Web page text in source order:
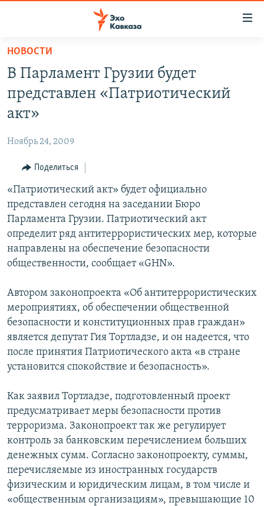
Вернуться
основному
содержанию
Вернутся
главной
навигации
Вернутся
поиску
ТБИЛИСИ
СУХУМИ
ВЕСЬ КАВКАЗ
СЕВЕРНЫЙ КАВКАЗ
АРМЕНИЯ
АЗЕРБАЙДЖАН
ТЕМЫ
ПОЛИТИКА
ЭКОНОМИКА
ОБЩЕСТВО
КУЛЬТУРА
МИР
РУБРИКИ
НЕКРУГЛЫЙ СТОЛ
ГОСТЬ НЕДЕЛИ
ПОЗИЦИЯ
ГОЛОСА
ЧИТАЕМ ПРЕССУ
МУЛЬТИМЕДИА
ВИДЕО
ФОТО
АУДИО
ПОДКАСТЫ
ПРИСОЕДИНЯЙТЕСЬ!
Все сайты РСЕ/РС
НОВОСТИ
В Парламент Грузии будет
представлен «Патриотический
акт»
Ноябрь 24, 2009
Поделиться
«Патриотический акт» будет официально
представлен сегодня на заседании Бюро
Парламента Грузии. Патриотический акт
определит ряд антитеррористических мер, которые
направлены на обеспечение безопасности
общественности, сообщает «GHN».
Автором законопроекта «Об антитеррористических
мероприятиях, об обеспечении общественной
безопасности и конституционных прав граждан»
является депутат Гия Тортладзе, и он надеется, что
после принятия Патриотического акта «в стране
установится спокойствие и безопасность».
Как заявил Тортладзе, подготовленный проект
предусматривает меры безопасности против
терроризма. Законопроект так же регулирует
контроль за банковским перечислением больших
денежных сумм. Согласно законопроекту, суммы,
перечисляемые из иностранных государств
физическим и юридическим лицам, в том числе и
«общественным организациям», превышающие 10